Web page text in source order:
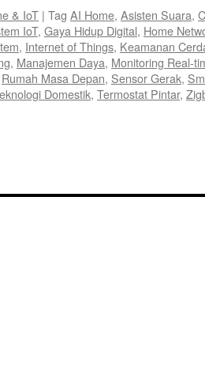
& IoT | Tag AI Home, Asisten Suara,
IoT, Gaya Hidup Digital, Home
, Internet of Things, Keamanan
, Manajemen Daya, Monitoring Real-
Rumah Masa Depan, Sensor Gerak,
Domestik, Termostat Pintar,